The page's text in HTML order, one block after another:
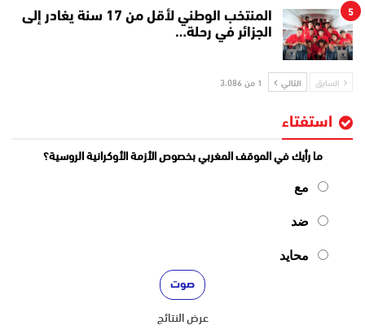
5
المنتخب الوطني لأقل من 17 سنة يغادر إلى
الجزائر في رحلة…
السابق التالي 1 من 3٬086
استفتاء
ما رأيك في الموقف المغربي بخصوص الأزمة الأوكرانية الروسية؟
مع
ضد
محايد
عرض النتائج